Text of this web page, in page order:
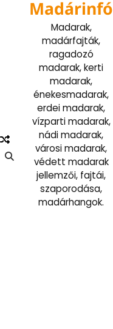
Madárinfó
Madarak,
madárfajták,
ragadozó
madarak, kerti
madarak,
énekesmadarak,
erdei madarak,
vízparti madarak,
nádi madarak,
városi madarak,
védett madarak
jellemzői, fajtái,
szaporodása,
madárhangok.